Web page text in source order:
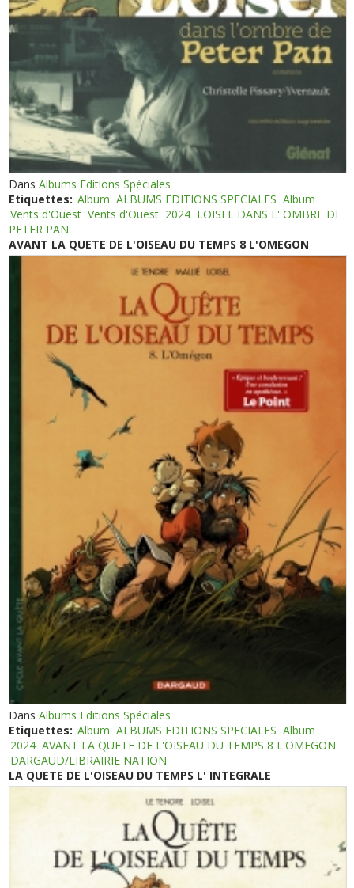
DansAlbums Editions Spéciales
Etiquettes: Album ALBUMS EDITIONS SPECIALES Album
Vents d'Ouest Vents d'Ouest 2024 LOISEL DANS L' OMBRE DE
PETER PAN
AVANT LA QUETE DE L'OISEAU DU TEMPS 8 L'OMEGON
DansAlbums Editions Spéciales
Etiquettes: Album ALBUMS EDITIONS SPECIALES Album
2024 AVANT LA QUETE DE L'OISEAU DU TEMPS 8 L'OMEGON
DARGAUD/LIBRAIRIE NATION
LA QUETE DE L'OISEAU DU TEMPS L' INTEGRALE